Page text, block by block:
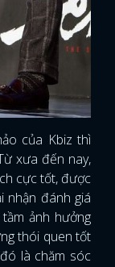
của Kbiz thì
xưa đến nay,
cực tốt, được
nhận đánh giá
ảnh hưởng
thói quen tốt
là chăm sóc